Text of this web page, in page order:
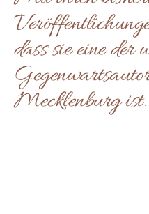
dass sie eine der
Mecklenburg ist.